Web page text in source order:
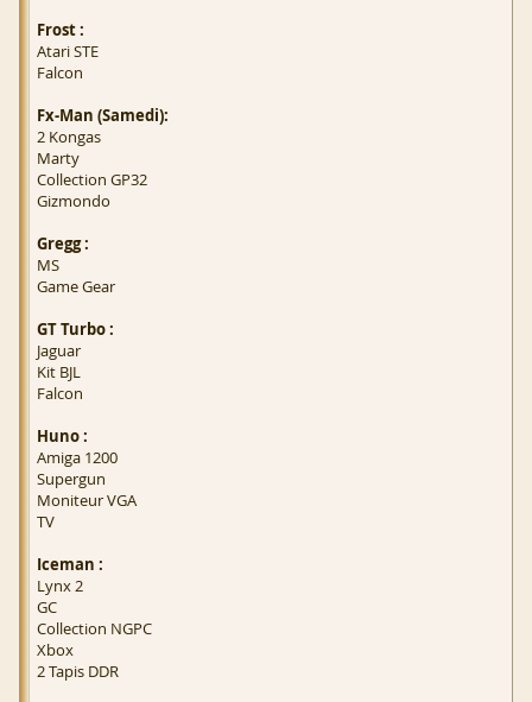
Frost :
Atari STE
Falcon
Fx-Man (Samedi):
2 Kongas
Marty
Collection GP32
Gizmondo
Gregg :
MS
Game Gear
GT Turbo :
Jaguar
Kit BJL
Falcon
Huno :
Amiga 1200
Supergun
Moniteur VGA
TV
Iceman :
Lynx 2
GC
Collection NGPC
Xbox
2 Tapis DDR